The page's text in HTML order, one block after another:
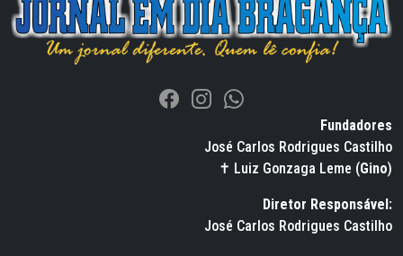
Fundadores
José Carlos Rodrigues Castilho
✝ Luiz Gonzaga Leme (Gino)
Diretor Responsável:
José Carlos Rodrigues Castilho